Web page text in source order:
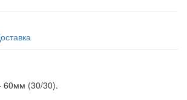
60мм (30/30).